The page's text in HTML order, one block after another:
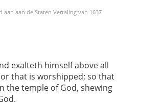
aan aan de Staten Vertaling van 1637
exalteth himself above all
that is worshipped; so that
the temple of God, shewing